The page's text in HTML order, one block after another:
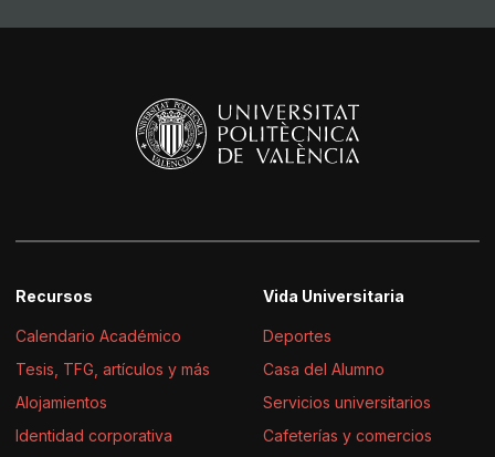
Recursos
Calendario Académico
Tesis, TFG, artículos y más
Alojamientos
Identidad corporativa
Vida Universitaria
Deportes
Casa del Alumno
Servicios universitarios
Cafeterías y comercios